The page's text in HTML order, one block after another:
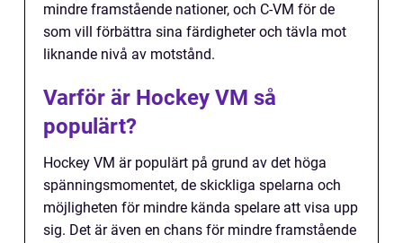
mindre framstående nationer, och C-VM för de
som vill förbättra sina färdigheter och tävla mot
liknande nivå av motstånd.
Varför är Hockey VM så
populärt?
Hockey VM är populärt på grund av det höga
spänningsmomentet, de skickliga spelarna och
möjligheten för mindre kända spelare att visa upp
sig. Det är även en chans för mindre framstående